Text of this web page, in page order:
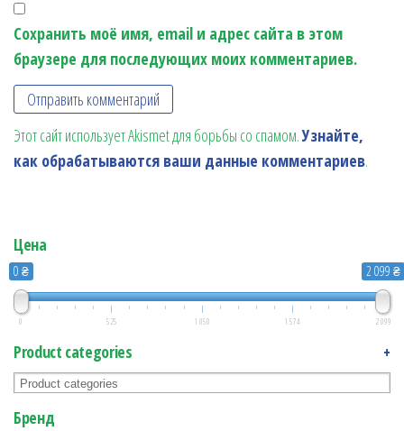
Сохранить моё имя, email и адрес сайта в этом
браузере для последующих моих комментариев.
Этот сайт использует Akismet для борьбы со спамом.Узнайте,
как обрабатываются ваши данные комментариев.
Цена
0 ₴ 2 099 ₴
0 525 1 050 1 574 2 099
Product categories +
Бренд